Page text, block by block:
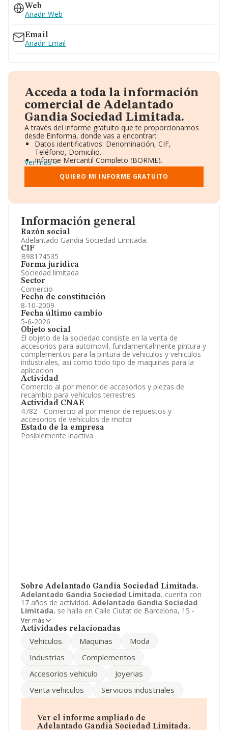
Información general
Razón social
Adelantado Gandia Sociedad Limitada.
CIF
B98174535
Forma jurídica
Sociedad limitada
Sector
Comercio
Fecha de constitución
8-10-2009
Fecha último cambio
5-6-2026
Objeto social
El objeto de la sociedad consiste en la venta de
accesorios para automovil, fundamentalmente pintura y
complementos para la pintura de vehiculos y vehiculos
industriales, asi como todo tipo de maquinas para la
aplicacion
Actividad
Comercio al por menor de accesorios y piezas de
recambio para vehículos terrestres
Actividad CNAE
4782 - Comercio al por menor de repuestos y
accesorios de vehículos de motor
Estado de la empresa
Posiblemente inactiva
Sobre Adelantado Gandia Sociedad Limitada.
Adelantado Gandia Sociedad Limitada. cuenta con
17 años de actividad. Adelantado Gandia Sociedad
Limitada. se halla en Calle Ciutat de Barcelona, 15 -
PISO 2 4, Gandia, Valencia. La empresa enmarca su
principal actividad CNAE como 4782 - Comercio al por
motor.Adelantado Gandia Sociedad Limitada.
Ver más
Actividades relacionadas
Vehiculos Maquinas
Moda
Industrias
Complementos
Accesorios vehiculo
Joyerias
Venta vehiculos
Servicios industriales
Ver el informe ampliado de
Adelantado Gandia Sociedad Limitada.
Web
Añadir Web
Email
Añadir Email
Acceda a toda la información
comercial de Adelantado
Gandia Sociedad Limitada.
A través del informe gratuito que te proporcionamos
desde Einforma, donde vas a encontrar:
Datos identificativos: Denominación, CIF,
Teléfono, Domicilio.
Informe Mercantil Completo (BORME).
Gráficos de Evolución Ventas y Empleados.
Consejo de Administración y Administradores.
Directivos y Ejecutivos.
Información oficial y registral complementaria.
Ver más
QUIERO MI INFORME GRATUITO